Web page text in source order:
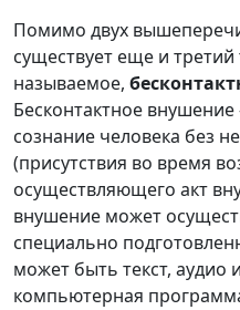
Помимо двух
существует еще и
называемое,
Бесконтактное внушение
сознание человека без
(присутствия во время
осуществляющего акт
внушение может
специально
может быть текст, аудио
компьютерная